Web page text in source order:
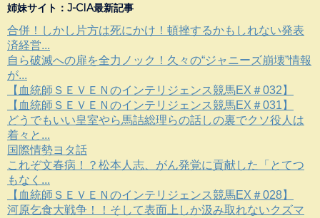
姉妹サイト：J-CIA最新記事
合併！しかし片方は死にかけ！頓挫するかもしれない発表
済経営...
自ら破滅への扉を全力ノック！久々の“ジャニーズ崩壊”情報
が...
【血統師ＳＥＶＥＮのインテリジェンス競馬EX＃032】
【血統師ＳＥＶＥＮのインテリジェンス競馬EX＃031】
どうでもいい皇室やら馬詰総理らの話しの裏でクソ役人は
着々と...
国際情勢ヨタ話
これぞ文春病！？松本人志、がん発覚に貢献した「とてつ
もなく...
【血統師ＳＥＶＥＮのインテリジェンス競馬EX＃028】
河原乞食大戦争！！そして表面上しか汲み取れないクズマ